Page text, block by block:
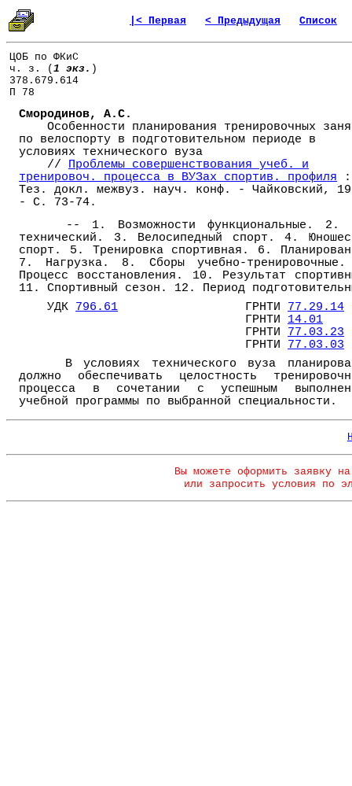
|< Первая < Предыдущая Список
ЦОБ по ФКиС
ч. з. ( 1 экз. )
378.679.614
П 78
Смородинов, А.С.
Особенности планирования тренировочных
по велоспорту в подготовительном периоде в
условиях технического вуза
// Проблемы совершенствования учеб. и
тренировоч. процесса в ВУЗах спортив. профиля :
Тез. докл. межвуз. науч. конф. - Чайковский,
- С. 73-74.
-- 1. Возможности функциональные. 2.
технический. 3. Велосипедный спорт. 4.
спорт. 5. Тренировка спортивная. 6.
7. Нагрузка. 8. Сборы учебно-
Процесс восстановления. 10. Результат
11. Спортивный сезон. 12. Период
УДК 796.61 ГРНТИ 77.29.14
ГРНТИ 14.01
ГРНТИ 77.03.23
ГРНТИ 77.03.03
В условиях технического вуза
должно обеспечивать целостность
процесса в сочетании с успешным
учебной программы по выбранной специальности.
Вы можете оформить заявку
или запросить условия по